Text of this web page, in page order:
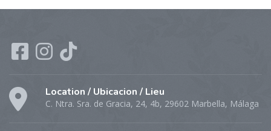
Location / Ubicacion / Lieu
C. Ntra. Sra. de Gracia, 24, 4b, 29602 Marbella, Málaga